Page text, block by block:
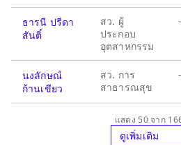
ธารนี ปรีดา
สันติ์
สว. ผู้
ประกอบ
อุตสาหกรรม
-
นงลักษณ์
ก้านเขียว
สว. การ
สาธารณสุข
-
แสดง 50 จาก
ดูเพิ่มเติม